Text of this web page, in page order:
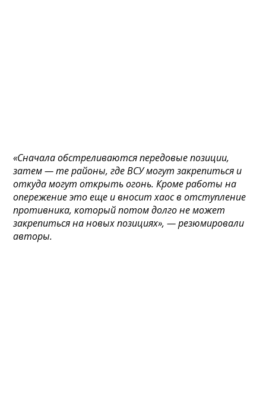
«Сначала обстреливаются передовые позиции,
затем — те районы, где ВСУ могут закрепиться и
откуда могут открыть огонь. Кроме работы на
опережение это еще и вносит хаос в отступление
противника, который потом долго не может
закрепиться на новых позициях», — резюмировали
авторы.